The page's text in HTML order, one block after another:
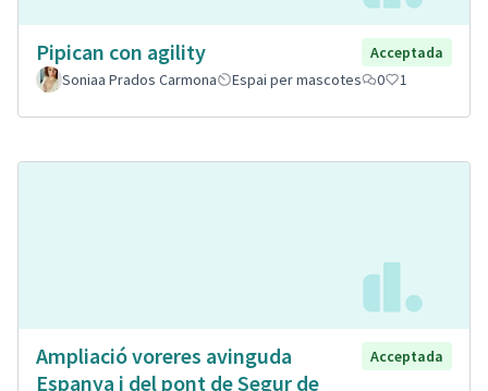
Pipican con agility
Acceptada
Soniaa Prados Carmona
Espai per mascotes 0 1
Ampliació voreres avinguda
Espanya i del pont de Segur de
Acceptada